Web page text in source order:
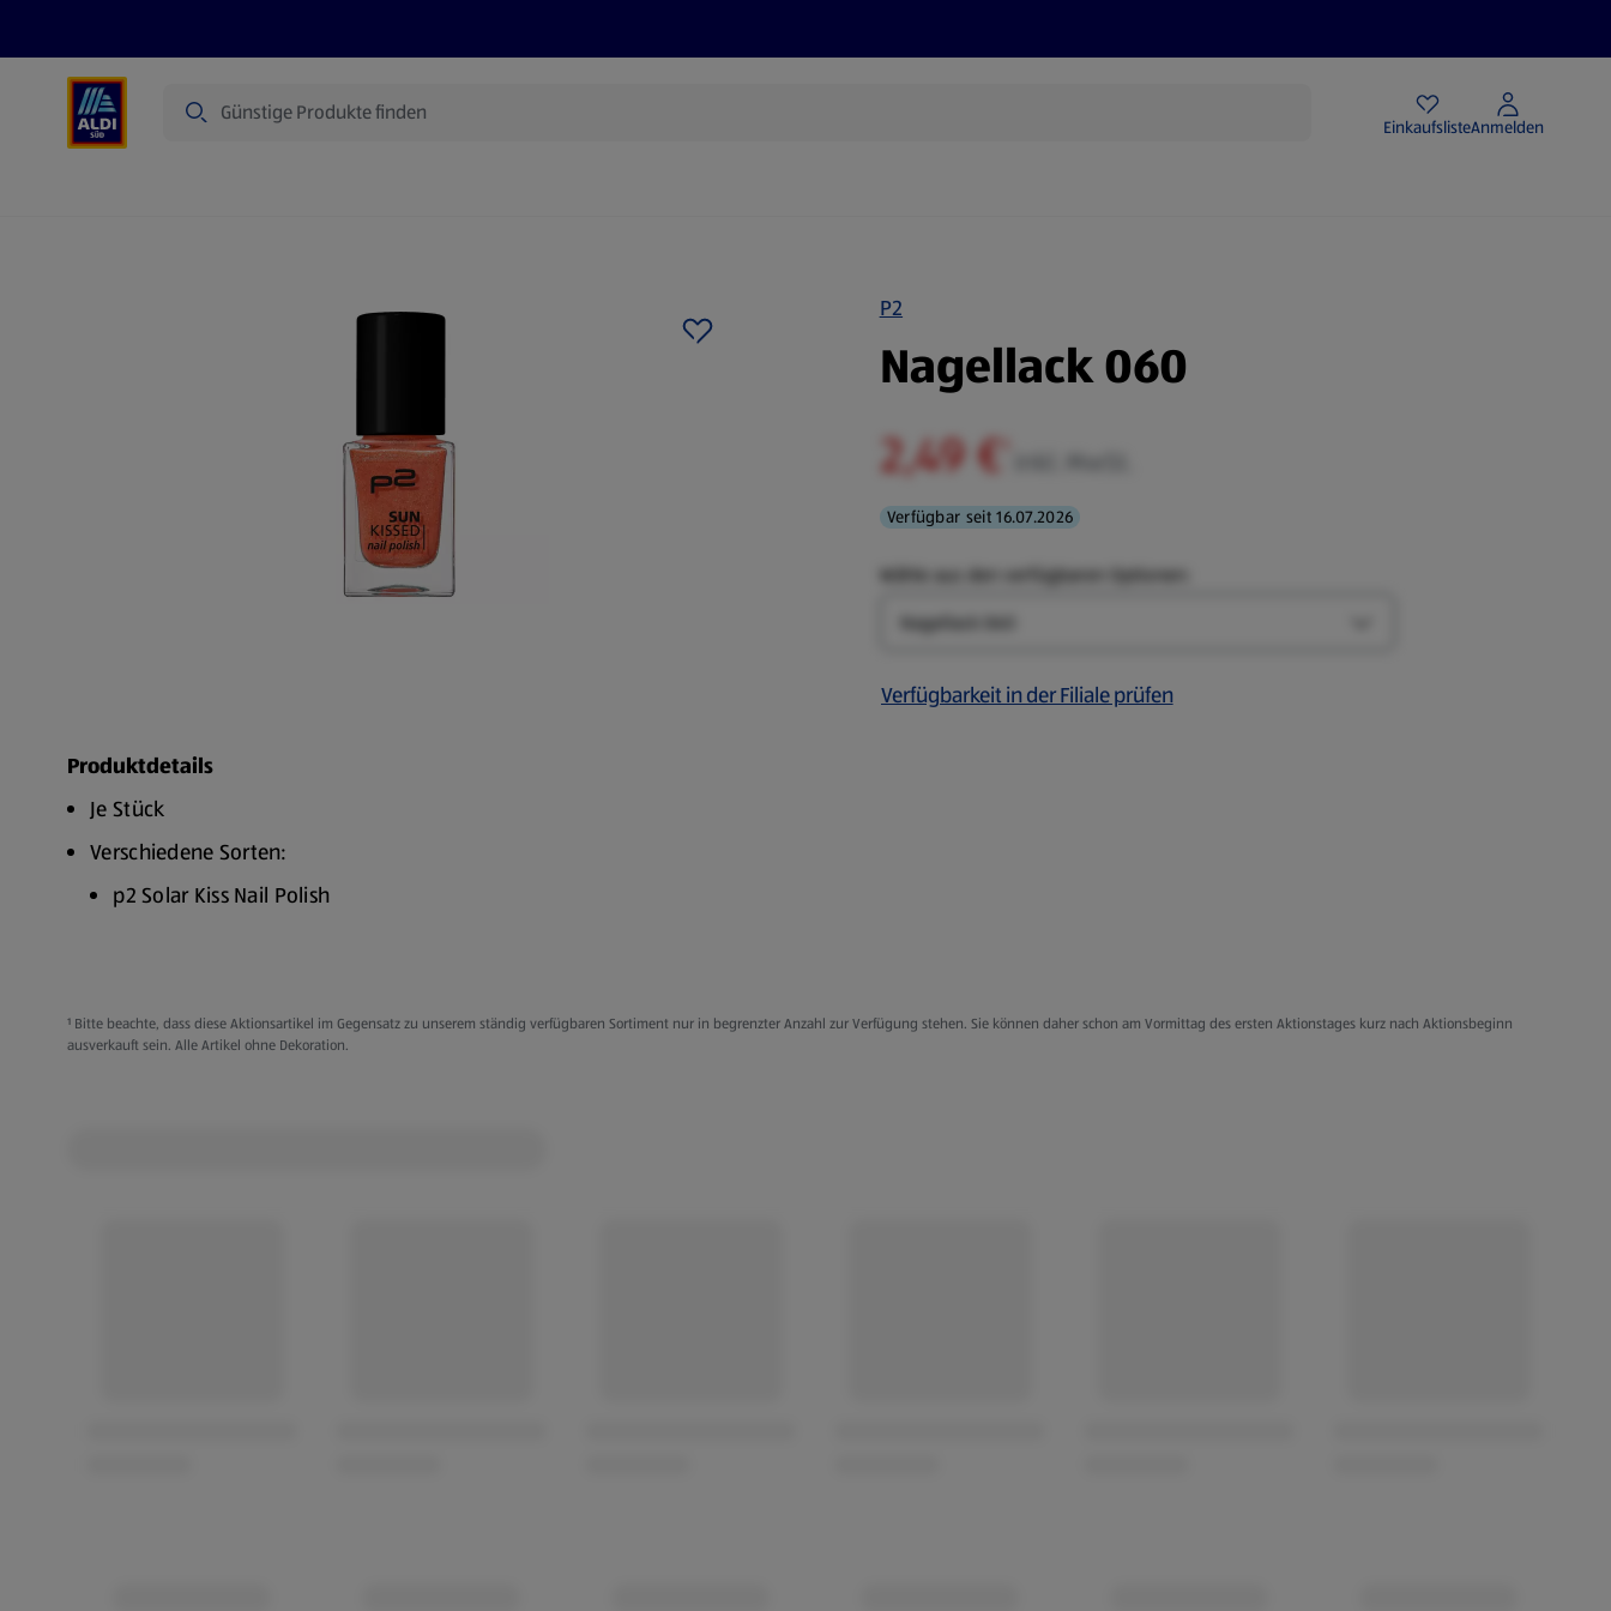
EinkaufslisteAnmelden
P2
Nagellack 060
2,49 €
Verfügbar seit 16.07.2026
Wähle aus den verfügbaren Optionen:
Verfügbarkeit in der Filiale prüfen
Produktdetails
Je Stück
Verschiedene Sorten:
p2 Solar Kiss Nail Polish
p2 Beauty Insider Volume Mascara Waterproof
¹ Bitte beachte, dass diese Aktionsartikel im Gegensatz zu unserem ständig verfügbaren Sortiment nur in begrenzter Anzahl zur Verfügung stehen. Sie können daher schon am Vormittag des ersten Aktionstages kurz nach Aktionsbeginn
ausverkauft sein. Alle Artikel ohne Dekoration.